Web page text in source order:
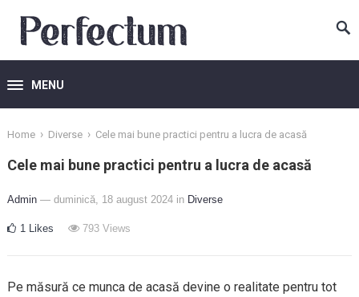
MENU
Home › Diverse › Cele mai bune practici pentru a lucra de acasă
Cele mai bune practici pentru a lucra de acasă
Admin — duminică, 18 august 2024 in Diverse
1 Likes 793Views
Pe măsură ce munca de acasă devine o realitate pentru tot